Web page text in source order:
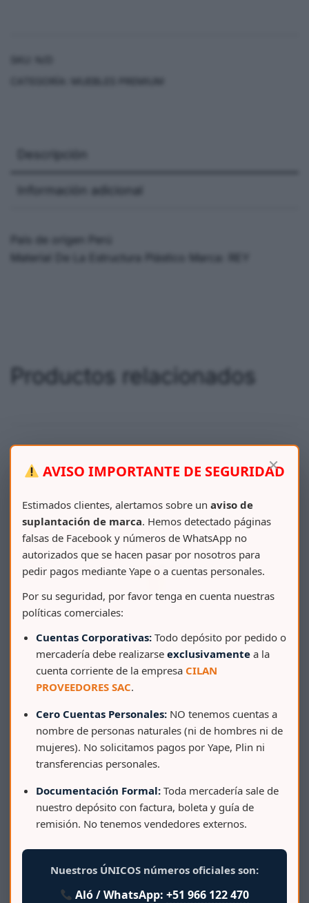
Descripción
Información adicional
País de origen Perú
Material De La Estructura Plástico Marca: REY
Productos relacionados
SILLON SUPER CONFORT
×
AVISO IMPORTANTE DE SEGURIDAD
Estimados clientes, alertamos sobre un aviso de
suplantación de marca. Hemos detectado páginas
falsas de Facebook y números de WhatsApp no
autorizados que se hacen pasar por nosotros para
pedir pagos mediante Yape o a cuentas personales.
Por su seguridad, por favor tenga en cuenta nuestras
políticas comerciales:
Cuentas Corporativas: Todo depósito por pedido o
mercadería debe realizarse exclusivamente a la
cuenta corriente de la empresa CILAN
PROVEEDORES SAC.
Cero Cuentas Personales: NO tenemos cuentas a
nombre de personas naturales (ni de hombres ni de
mujeres). No solicitamos pagos por Yape, Plin ni
transferencias personales.
Documentación Formal: Toda mercadería sale de
nuestro depósito con factura, boleta y guía de
remisión. No tenemos vendedores externos.
Nuestros ÚNICOS números oficiales son:
Aló / WhatsApp:+51 966 122 470